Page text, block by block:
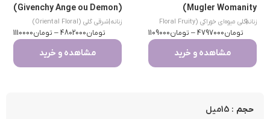
Mugler Womanity)
زنانه
|
گلی میوه‌ای خوراکی (Floral Fruity
Gourmand)
تومان4797000
– تومان1109000
مشاهده و خرید
(Givenchy Ange ou Demon)
زنانه|شرقی گلی (Oriental Floral)
تومان4802000
– تومان1110000
مشاهده و خرید
حجم : 15میل